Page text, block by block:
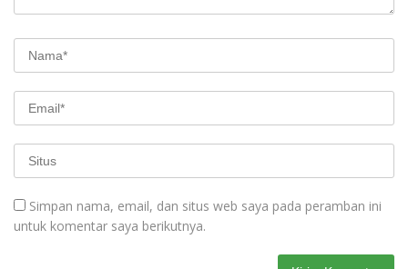
Simpan nama, email, dan situs web saya pada peramban ini
untuk komentar saya berikutnya.